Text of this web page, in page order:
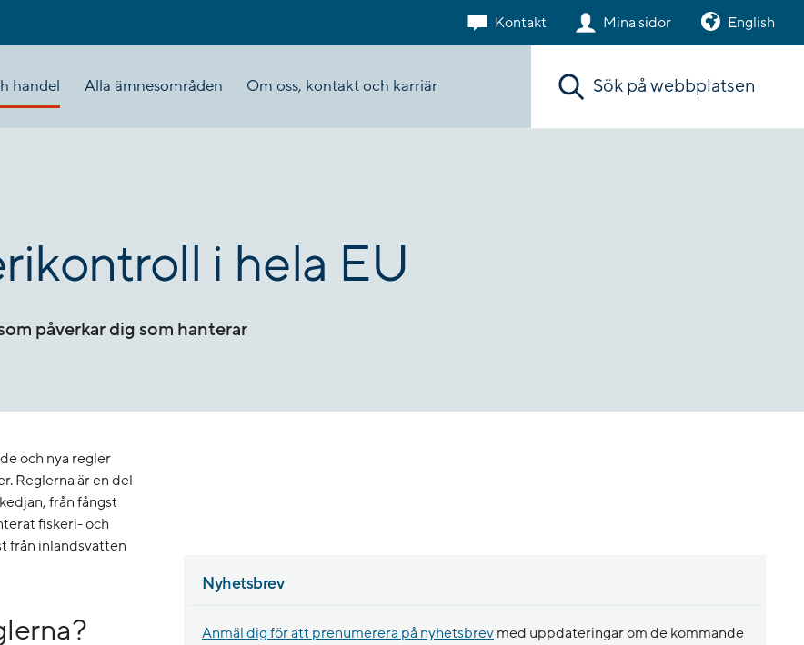
Kontakt Mina sidor English
handel Alla ämnesområden Om oss, kontakt och karriär
i hela EU
påverkar dig som hanterar
och nya regler
Reglerna är en del
från fångst
fiskeri- och
från inlandsvatten
Nyhetsbrev
Anmäl dig för att prenumerera på nyhetsbrev med uppdateringar om de kommande